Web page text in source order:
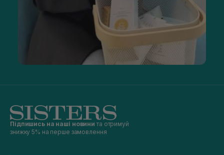
Підпишись на наші новини та отримуй
знижку 5% на перше замовлення